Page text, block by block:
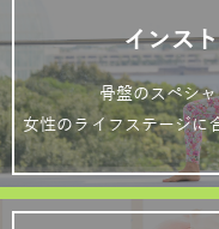
インス
骨盤のスペシ
女性のライフステージに